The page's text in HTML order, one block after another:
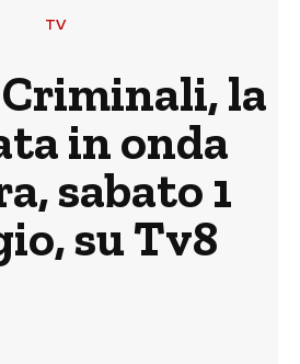
TV
la
in onda
sabato 1
su Tv8